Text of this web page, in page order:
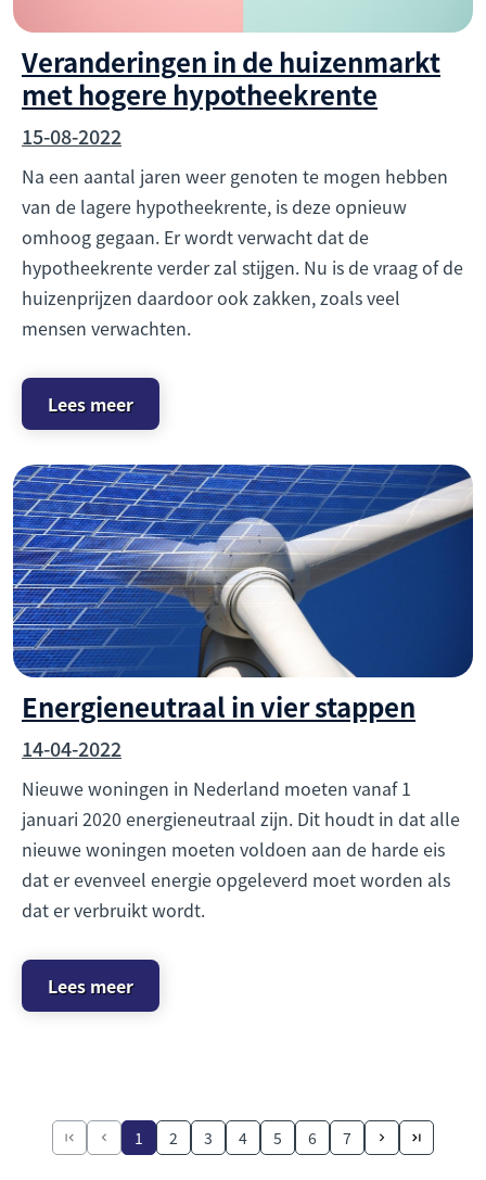
Veranderingen in de huizenmarkt
met hogere hypotheekrente
15-08-2022
Na een aantal jaren weer genoten te mogen hebben
van de lagere hypotheekrente, is deze opnieuw
omhoog gegaan. Er wordt verwacht dat de
hypotheekrente verder zal stijgen. Nu is de vraag of de
huizenprijzen daardoor ook zakken, zoals veel
mensen verwachten.
Lees meer
Energieneutraal in vier stappen
14-04-2022
Nieuwe woningen in Nederland moeten vanaf 1
januari 2020 energieneutraal zijn. Dit houdt in dat alle
nieuwe woningen moeten voldoen aan de harde eis
dat er evenveel energie opgeleverd moet worden als
dat er verbruikt wordt.
Lees meer
1 2 3 4 5 6 7